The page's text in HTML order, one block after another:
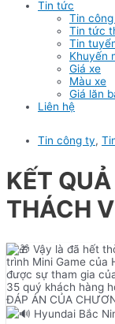
Tin tức
Tin
Tin tức
Tin
Khuyến
Giá xe
Màu xe
Giá lăn
Liên hệ
Tin công ty,
KẾT
THÁCH
Vậy là đã hết
trình Mini Game của
được sự tham gia
35 quý khách hàng
ĐÁP ÁN CỦA
Hyundai Bắc